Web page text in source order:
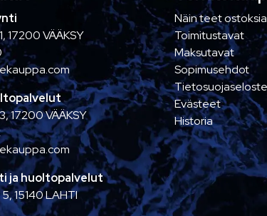
17200 VÄÄKSY
17200 VÄÄKSY
ja huoltopalvelut
15140 LAHTI
Näin teet
Toimitustavat
Maksutavat
Sopimusehdot
Tietosuojaseloste
Evästeet
Historia